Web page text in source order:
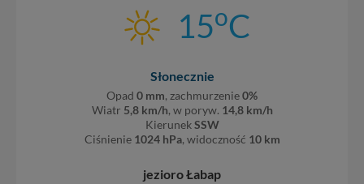
15oC
Słonecznie
Opad 0 mm, zachmurzenie0%
Wiatr 5,8 km/h, w poryw. 14,8 km/h
KierunekSSW
Ciśnienie 1024 hPa, widoczność 10 km
jezioro Łabap